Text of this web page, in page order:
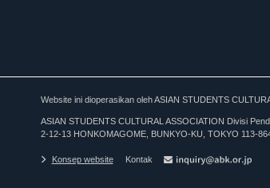
Website ini dioperasikan oleh ASIAN STUDENTS
ASIAN STUDENTS CULTURAL ASSOCIATION Divisi
2-12-13 HONKOMAGOME, BUNKYO-KU, TOKYO 113-
Konsep website Kontak